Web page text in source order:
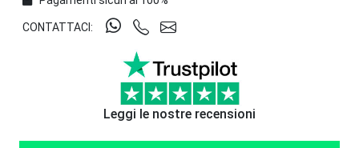
CONTATTACI:
Leggi le nostre recensioni